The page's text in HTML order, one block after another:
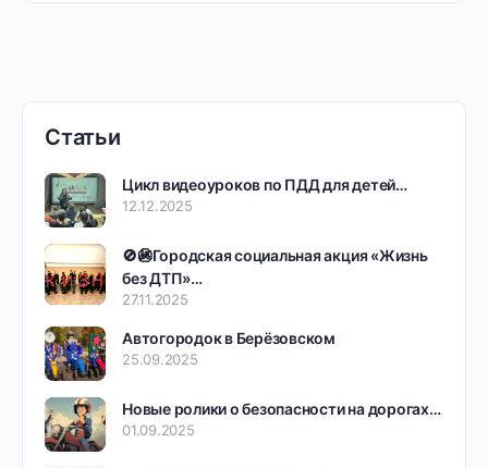
Статьи
Цикл видеоуроков по ПДД для детей…
12.12.2025
🚫🚳Городская социальная акция «Жизнь
без ДТП»…
27.11.2025
Автогородок в Берёзовском
25.09.2025
Новые ролики о безопасности на дорогах…
01.09.2025